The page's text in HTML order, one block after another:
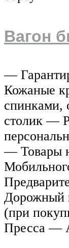
Вагон
—
Кожаные
спинками,
столик —
— Товары
Дорожный
(при
Пресса —